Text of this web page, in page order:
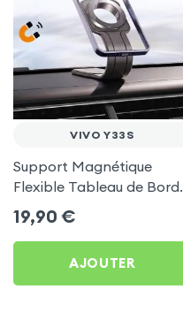
VIVO Y33S
Support Magnétique
Flexible Tableau de Bord
et Écran central pour Vivo
Y33s
19,90 €
AJOUTER